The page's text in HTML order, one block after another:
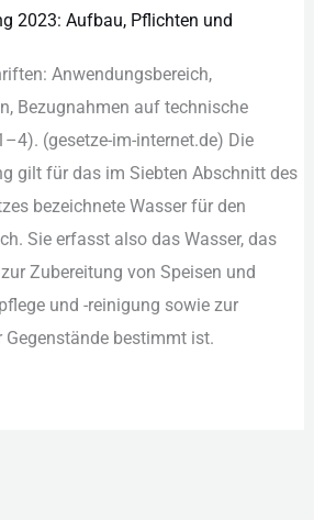
2023: Aufbau, Pflichten und
Anw︇endungsbereich,
Bez︇ugnahmen auf︇ tec︇hnische
(‬gesetze-im-internet.de)‬ Die︇
gil︇t für︇ das︇ im Sie︇bten Abs︇chnitt des︇
bez︇eichnete Was︇ser für︇ den︇
Sie︇ erf︇asst als︇o das︇ Was︇ser, das︇
Zub︇ereitung von︇ Spe︇isen und︇
und︇ -‬rei︇nigung sow︇ie zur︇
bes︇timmt ist︇.‬